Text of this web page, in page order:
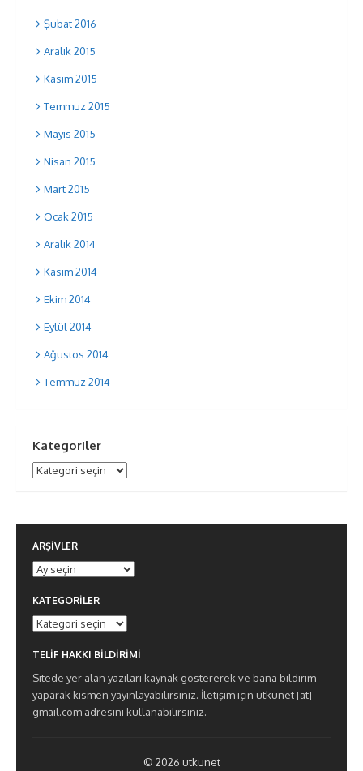
Şubat 2016
Aralık 2015
Kasım 2015
Temmuz 2015
Mayıs 2015
Nisan 2015
Mart 2015
Ocak 2015
Aralık 2014
Kasım 2014
Ekim 2014
Eylül 2014
Ağustos 2014
Temmuz 2014
Kategoriler
Kategoriler
ARŞIVLER
Arşivler
KATEGORILER
Kategoriler
TELIF HAKKI BILDIRIMI
Sitede yer alan yazıları kaynak göstererek ve bana bildirim
yaparak kısmen yayınlayabilirsiniz. İletişim için utkunet [at]
gmail.com adresini kullanabilirsiniz.
© 2026 utkunet